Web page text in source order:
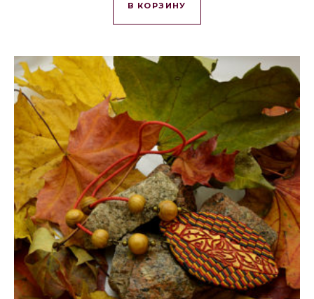
В КОРЗИНУ